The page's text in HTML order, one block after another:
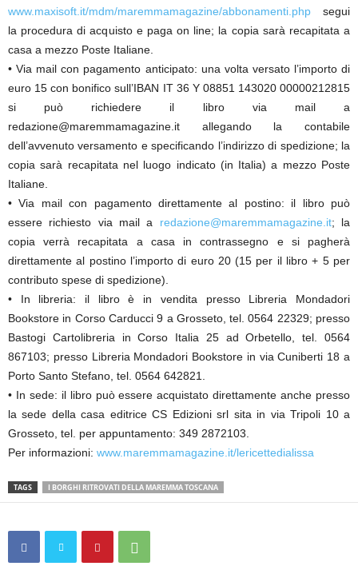
www.maxisoft.it/mdm/maremmamagazine/abbonamenti.php segui
la procedura di acquisto e paga on line; la copia sarà recapitata a
casa a mezzo Poste Italiane.
• Via mail con pagamento anticipato: una volta versato l’importo di
euro 15 con bonifico sull’IBAN IT 36 Y 08851 143020 00000212815
si può richiedere il libro via mail a
redazione@maremmamagazine.it allegando la contabile
dell’avvenuto versamento e specificando l’indirizzo di spedizione; la
copia sarà recapitata nel luogo indicato (in Italia) a mezzo Poste
Italiane.
• Via mail con pagamento direttamente al postino: il libro può
essere richiesto via mail a redazione@maremmamagazine.it; la
copia verrà recapitata a casa in contrassegno e si pagherà
direttamente al postino l’importo di euro 20 (15 per il libro + 5 per
contributo spese di spedizione).
• In libreria: il libro è in vendita presso Libreria Mondadori
Bookstore in Corso Carducci 9 a Grosseto, tel. 0564 22329; presso
Bastogi Cartolibreria in Corso Italia 25 ad Orbetello, tel. 0564
867103; presso Libreria Mondadori Bookstore in via Cuniberti 18 a
Porto Santo Stefano, tel. 0564 642821.
• In sede: il libro può essere acquistato direttamente anche presso
la sede della casa editrice CS Edizioni srl sita in via Tripoli 10 a
Grosseto, tel. per appuntamento: 349 2872103.
Per informazioni: www.maremmamagazine.it/lericettedialissa
TAGS I BORGHI RITROVATI DELLA MAREMMA TOSCANA